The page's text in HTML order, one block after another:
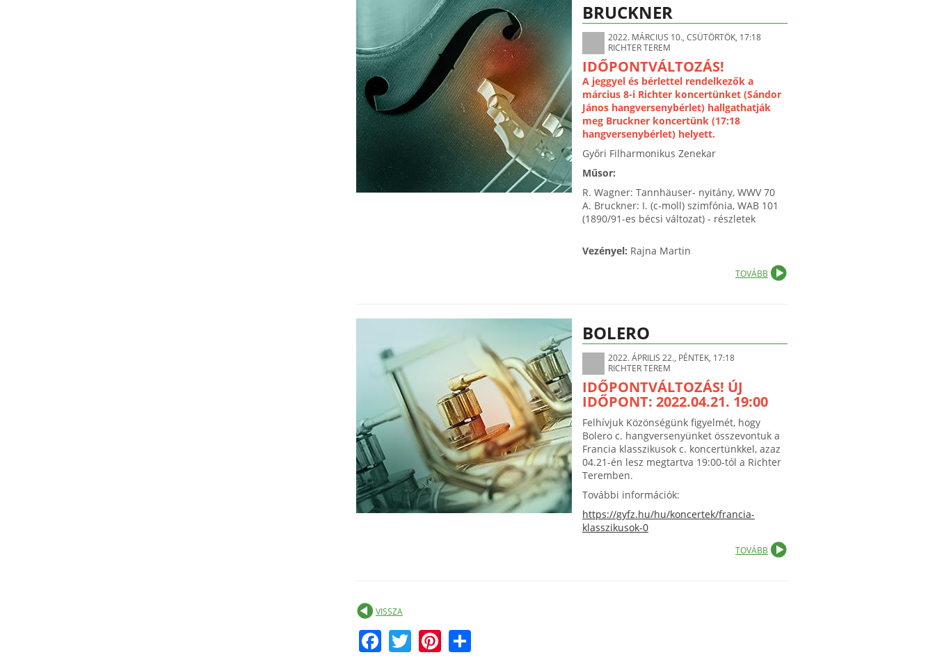
BRUCKNER
2022. MÁRCIUS 10., CSÜTÖRTÖK, 17:18
RICHTER TEREM
IDŐPONTVÁLTOZÁS!
A jeggyel és bérlettel rendelkezők a
március 8-i Richter koncertünket (Sándor
János hangversenybérlet) hallgathatják
meg Bruckner koncertünk (17:18
hangversenybérlet) helyett.
Győri Filharmonikus Zenekar
Műsor:
R. Wagner: Tannhäuser- nyitány, WWV 70
A. Bruckner: I. (c-moll) szimfónia, WAB 101
(1890/91-es bécsi változat) - részletek
Vezényel: Rajna Martin
TOVÁBB
BOLERO
2022. ÁPRILIS 22., PÉNTEK, 17:18
RICHTER TEREM
IDŐPONTVÁLTOZÁS! ÚJ
IDŐPONT: 2022.04.21. 19:00
Felhívjuk Közönségünk figyelmét, hogy
Bolero c. hangversenyünket összevontuk a
Francia klasszikusok c. koncertünkkel, azaz
04.21-én lesz megtartva 19:00-tól a Richter
Teremben.
További információk:
https://gyfz.hu/hu/koncertek/francia-
klasszikusok-0
TOVÁBB
VISSZA
F T Pi